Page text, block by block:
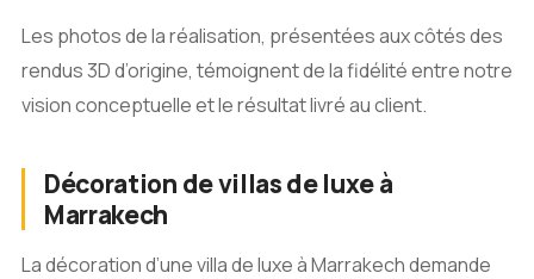
Les photos de la réalisation, présentées aux côtés des
rendus 3D d’origine, témoignent de la fidélité entre notre
vision conceptuelle et le résultat livré au client.
Décoration de villas de luxe à
Marrakech
La décoration d’une villa de luxe à Marrakech demande